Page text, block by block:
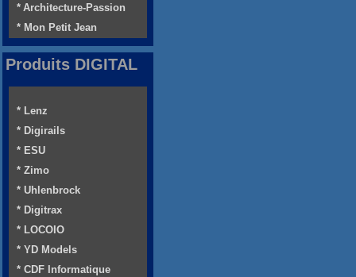
* Architecture-Passion
* Mon Petit Jean
Produits DIGITAL
* Lenz
* Digirails
* ESU
* Zimo
* Uhlenbrock
* Digitrax
* LOCOIO
* YD Models
* CDF Informatique